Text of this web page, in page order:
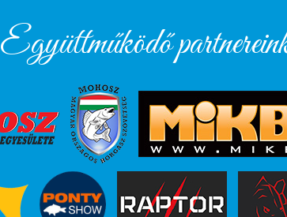
Együttműködő